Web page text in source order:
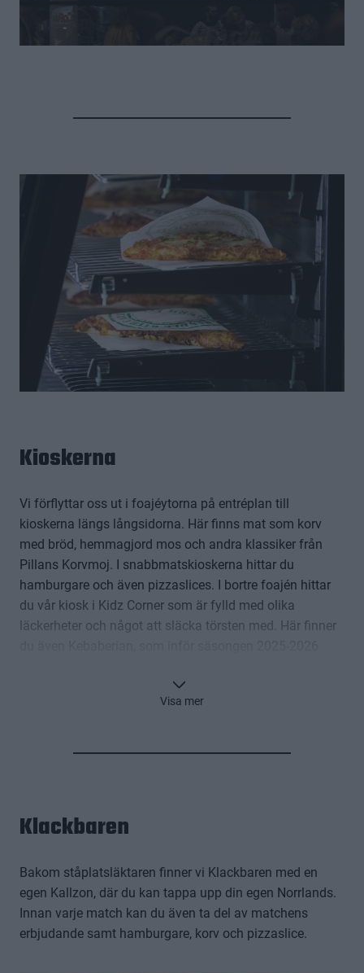
Kioskerna
Vi förflyttar oss ut i foajéytorna på entréplan till
kioskerna längs långsidorna. Här finns mat som korv
med bröd, hemmagjord mos och andra klassiker från
Pillans Korvmoj. I snabbmatskioskerna hittar du
hamburgare och även pizzaslices. I bortre foajén hittar
du vår kiosk i Kidz Corner som är fylld med olika
läckerheter och något att släcka törsten med. Här finner
kebab direkt från en påse med Rögle-chips!
Visa mer
Klackbaren
Bakom ståplatsläktaren finner vi Klackbaren med en
egen Kallzon, där du kan tappa upp din egen Norrlands.
Innan varje match kan du även ta del av matchens
erbjudande samt hamburgare, korv och pizzaslice.